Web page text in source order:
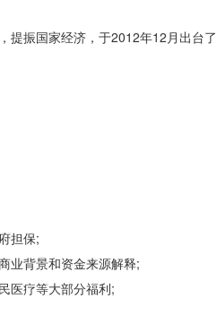
提振国家经济，于2012年12月出台
担保;
业背景和资金来源解释;
医疗等大部分福利;